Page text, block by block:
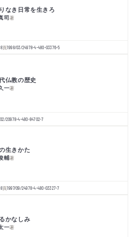
なき日常を生きろ
司著
頁1998/03/24978-4-480-03376-5
仏教の歴史
一著
20978-4-480-84702-7
生きかた
輔著
頁1997/09/24978-4-480-03327-7
かなしみ
一著